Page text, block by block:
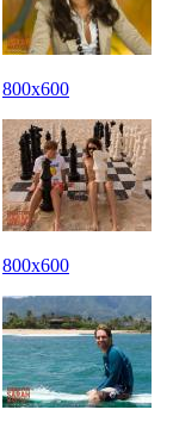
800x600
800x600